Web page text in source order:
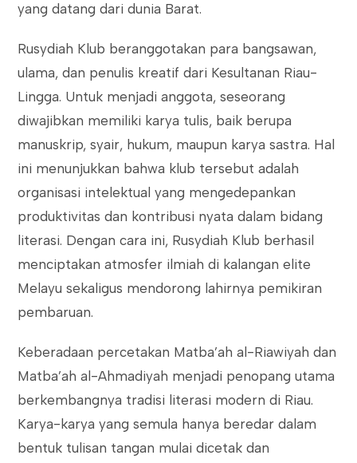
yang datang dari dunia Barat.
Rusydiah Klub beranggotakan para bangsawan,
ulama, dan penulis kreatif dari Kesultanan Riau-
Lingga. Untuk menjadi anggota, seseorang
diwajibkan memiliki karya tulis, baik berupa
manuskrip, syair, hukum, maupun karya sastra. Hal
ini menunjukkan bahwa klub tersebut adalah
organisasi intelektual yang mengedepankan
produktivitas dan kontribusi nyata dalam bidang
literasi. Dengan cara ini, Rusydiah Klub berhasil
menciptakan atmosfer ilmiah di kalangan elite
Melayu sekaligus mendorong lahirnya pemikiran
pembaruan.
Keberadaan percetakan Matba’ah al-Riawiyah dan
Matba’ah al-Ahmadiyah menjadi penopang utama
berkembangnya tradisi literasi modern di Riau.
Karya-karya yang semula hanya beredar dalam
bentuk tulisan tangan mulai dicetak dan